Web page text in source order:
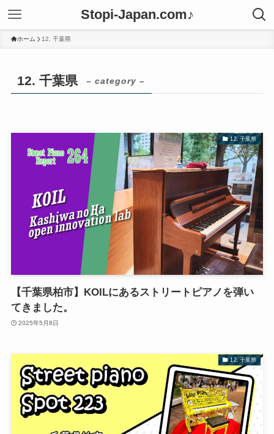
Stopi-Japan.com♪
ホーム 12. 千葉県
12. 千葉県 – category –
12. 千葉県
【千葉県柏市】KOILにあるストリートピアノを弾い
てきました。
2025年5月8日
12. 千葉県